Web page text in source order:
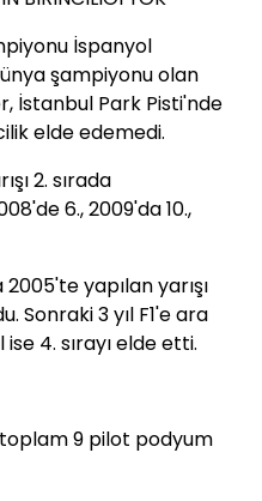
İspanyol
şampiyonu olan
İstanbul Park Pisti'nde
elde edemedi.
2. sırada
6., 2009'da 10.,
yapılan yarışı
Sonraki 3 yıl F1'e ara
4. sırayı elde etti.
9 pilot podyum